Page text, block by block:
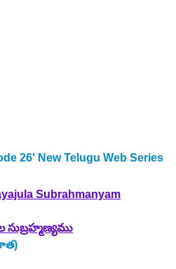
26' New Telugu Web Series
Subrahmanyam